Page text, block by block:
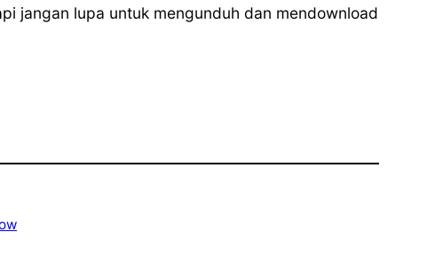
jangan lupa untuk mengunduh dan mendownload